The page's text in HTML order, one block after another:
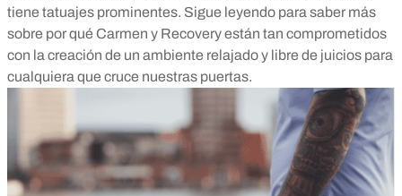
tiene tatuajes prominentes. Sigue leyendo para saber más
sobre por qué Carmen y Recovery están tan comprometidos
con la creación de un ambiente relajado y libre de juicios para
cualquiera que cruce nuestras puertas.